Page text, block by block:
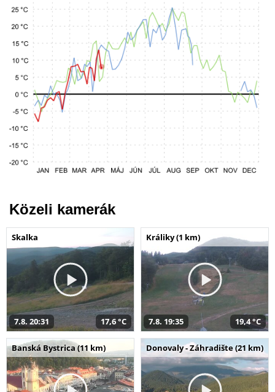
Közeli kamerák
Skalka
7.8. 20:31 17,6 °C
Králiky (1 km)
7.8. 19:35 19,4 °C
Banská Bystrica (11 km) Donovaly - Záhradište (21 km)